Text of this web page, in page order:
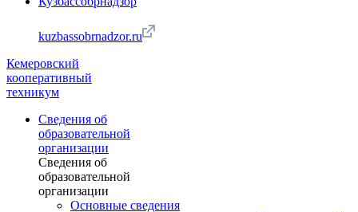
kuzbassobrnadzor.ru
Кемеровский
кооперативный
техникум
Сведения об
образовательной
организации
Сведения об
образовательной
организации
Основные сведения